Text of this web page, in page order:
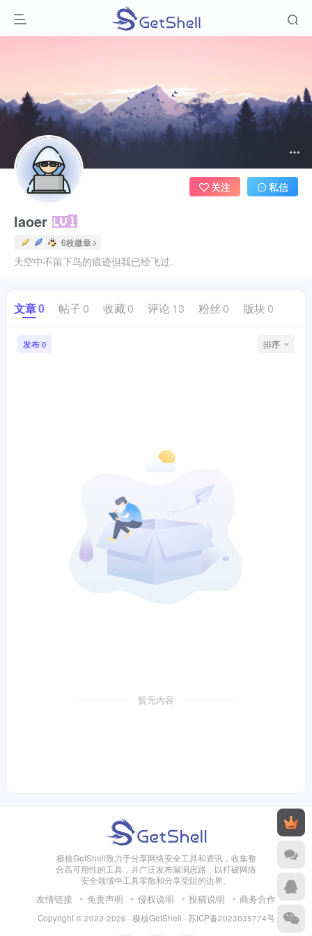
laoer
6枚徽章
天空中不留下鸟的痕迹但我已经飞过.
关注 私信
文章0 帖子 0 收藏 0 评论 13 粉丝 0 版块 0
发布 0 排序
暂无内容
极核GetShell致力于分享网络安全工具和资讯，收集整
合高可用性的工具，并广泛发布漏洞思路，以打破网络
安全领域中工具零散和分享受阻的边界。
友情链接 免责声明 侵权说明 投稿说明 商务合作
Copyright © 2023-2026 · 极核GetShell · 苏ICP备2023035774号